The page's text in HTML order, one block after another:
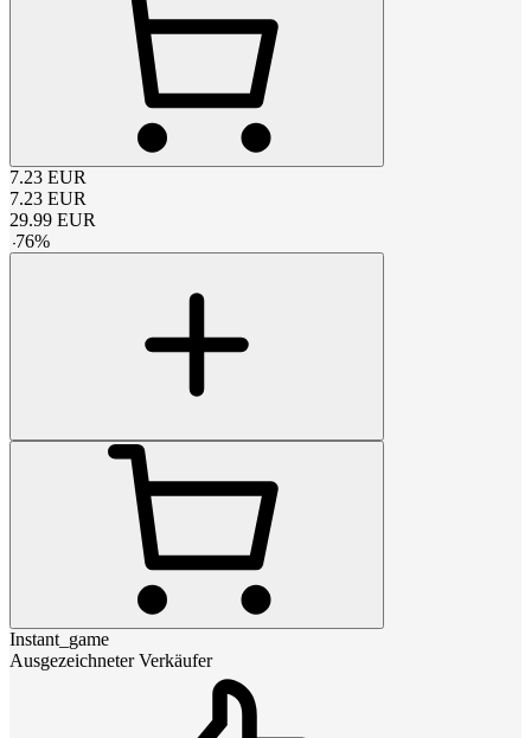
7.23 EUR
7.23 EUR
29.99 EUR
-76%
Instant_game
Ausgezeichneter Verkäufer